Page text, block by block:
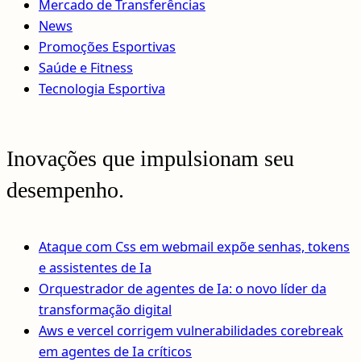
Mercado de Transferências
News
Promoções Esportivas
Saúde e Fitness
Tecnologia Esportiva
Inovações que impulsionam seu
desempenho.
Ataque com Css em webmail expõe senhas, tokens
e assistentes de Ia
Orquestrador de agentes de Ia: o novo líder da
transformação digital
Aws e vercel corrigem vulnerabilidades corebreak
em agentes de Ia críticos